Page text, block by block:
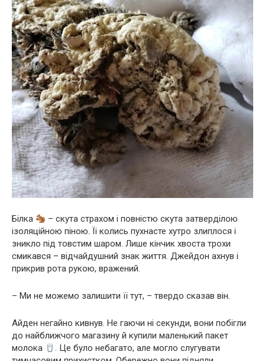
Білка
– скута страхом і повністю скута затверділою
ізоляційною піною. Її колись пухнасте хутро злиплося і
зникло під товстим шаром. Лише кінчик хвоста трохи
смикався – відчайдушний знак життя. Джейдон ахнув і
прикрив рота рукою, вражений.
– Ми не можемо залишити її тут, – твердо сказав він.
Айден негайно кивнув. Не гаючи ні секунди, вони побігли
до найближчого магазину й купили маленький пакет
молока
. Це було небагато, але могло слугувати